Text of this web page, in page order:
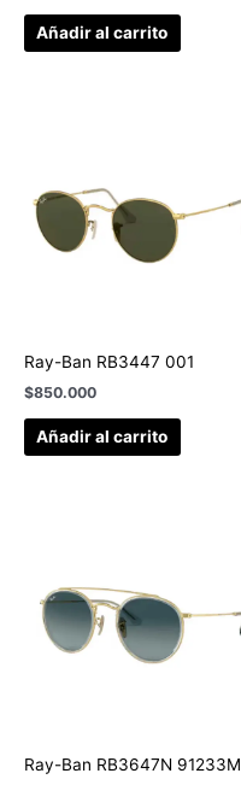
Añadir al carrito
Ray-Ban RB3447 001
$850.000
Añadir al carrito
Ray-Ban RB3647N 91233M